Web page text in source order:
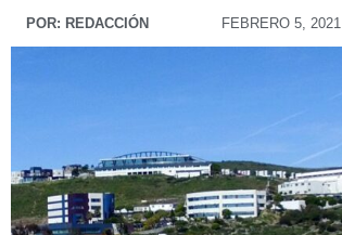
POR: REDACCIÓN FEBRERO 5, 2021